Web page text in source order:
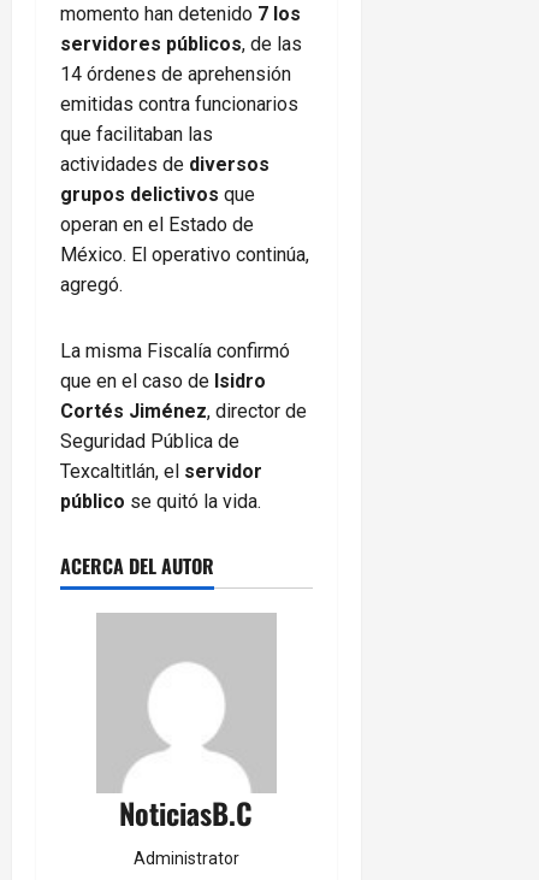
momento han detenido 7 los
servidores públicos, de las
14 órdenes de aprehensión
emitidas contra funcionarios
que facilitaban las
actividades de diversos
grupos delictivos que
operan en el Estado de
México. El operativo continúa,
agregó.
La misma Fiscalía confirmó
que en el caso de Isidro
Cortés Jiménez, director de
Seguridad Pública de
Texcaltitlán, el servidor
público se quitó la vida.
ACERCA DEL AUTOR
NoticiasB.C
Administrator